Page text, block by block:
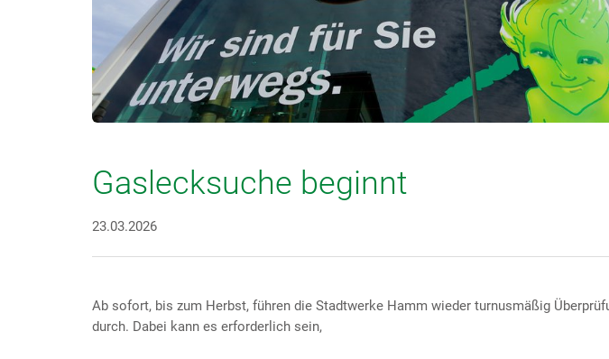
Gaslecksuche beginnt
23.03.2026
Ab sofort, bis zum Herbst, führen die Stadtwerke Hamm wieder turnusmäßig
durch. Dabei kann es erforderlich sein,